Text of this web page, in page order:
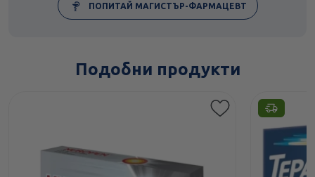
ПОПИТАЙ МАГИСТЪР-ФАРМАЦЕВТ
Подобни продукти